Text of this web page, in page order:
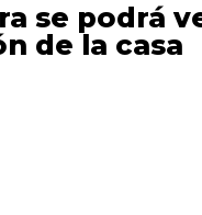
de agosto
se podrá
de la casa
su